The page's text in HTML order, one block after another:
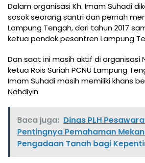
Dalam organisasi Kh. Imam Suhadi
sosok seorang santri dan pernah
Lampung Tengah, dari tahun 2017
ketua pondok pesantren Lampung
Dan saat ini masih aktif di organisasi
ketua Rois Suriah PCNU Lampung
Imam Suhadi masih memiliki khans
Nahdiyin.
Baca juga: Dinas PLH
Pentingnya Pemahaman
Pengadaan Tanah bagi